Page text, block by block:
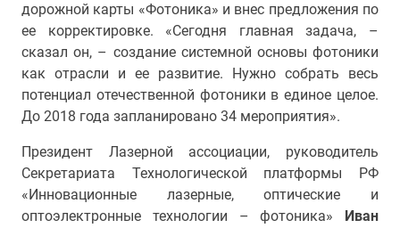
дорожной карты «Фотоника» и внес предложения по
ее корректировке. «Сегодня главная задача, –
сказал он, – создание системной основы фотоники
как отрасли и ее развитие. Нужно собрать весь
потенциал отечественной фотоники в единое целое.
До 2018 года запланировано 34 мероприятия».
Президент Лазерной ассоциации, руководитель
Секретариата Технологической платформы РФ
«Инновационные лазерные, оптические и
оптоэлектронные технологии – фотоника» Иван